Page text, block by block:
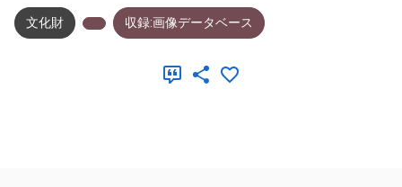
文化財 収録:画像データベース